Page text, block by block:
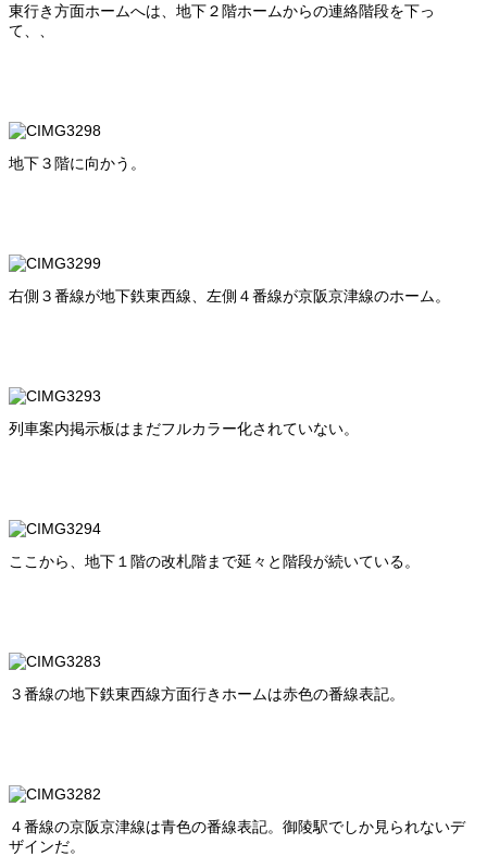
東行き方面ホームへは、地下２階ホームからの連絡階段を下っ
て、、
地下３階に向かう。
右側３番線が地下鉄東西線、左側４番線が京阪京津線のホーム。
列車案内掲示板はまだフルカラー化されていない。
ここから、地下１階の改札階まで延々と階段が続いている。
３番線の地下鉄東西線方面行きホームは赤色の番線表記。
４番線の京阪京津線は青色の番線表記。御陵駅でしか見られないデ
ザインだ。